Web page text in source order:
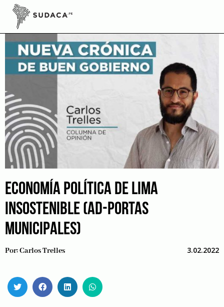
Skip
content
ECONOMÍA POLÍTICA DE LIMA
INSOSTENIBLE (AD-PORTAS
MUNICIPALES)
Por:Carlos Trelles 3.02.2022